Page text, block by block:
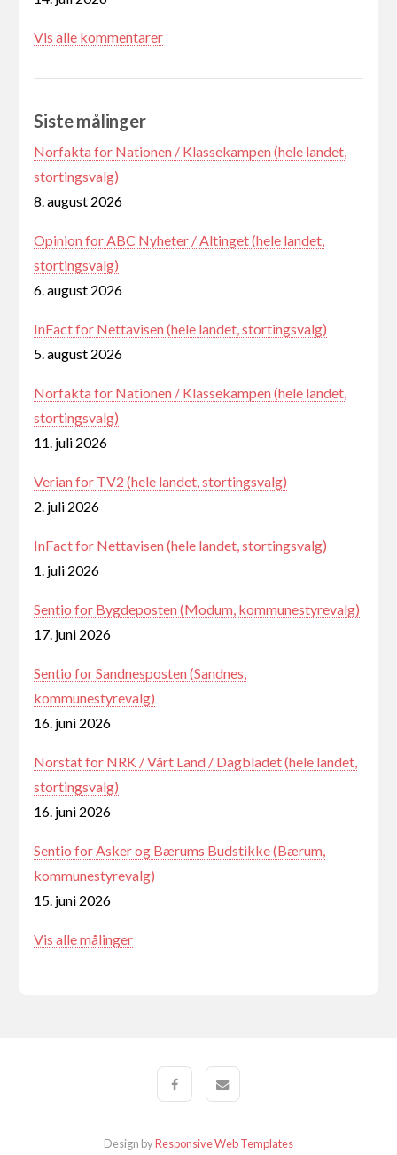
Vis alle kommentarer
Siste målinger
Norfakta for Nationen / Klassekampen (hele landet,
stortingsvalg)
8. august 2026
Opinion for ABC Nyheter / Altinget (hele landet,
stortingsvalg)
6. august 2026
InFact for Nettavisen (hele landet, stortingsvalg)
5. august 2026
Norfakta for Nationen / Klassekampen (hele landet,
stortingsvalg)
11. juli 2026
Verian for TV2 (hele landet, stortingsvalg)
2. juli 2026
InFact for Nettavisen (hele landet, stortingsvalg)
1. juli 2026
Sentio for Bygdeposten (Modum, kommunestyrevalg)
17. juni 2026
Sentio for Sandnesposten (Sandnes,
kommunestyrevalg)
16. juni 2026
Norstat for NRK / Vårt Land / Dagbladet (hele landet,
stortingsvalg)
16. juni 2026
Sentio for Asker og Bærums Budstikke (Bærum,
kommunestyrevalg)
15. juni 2026
Vis alle målinger
Design byResponsive Web Templates